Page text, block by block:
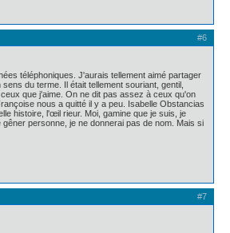
#6
téléphoniques. J'aurais tellement aimé partager
du terme. Il était tellement souriant, gentil,
que j'aime. On ne dit pas assez à ceux qu'on
nous a quitté il y a peu. Isabelle Obstancias
histoire, l'œil rieur. Moi, gamine que je suis, je
personne, je ne donnerai pas de nom. Mais si
#7